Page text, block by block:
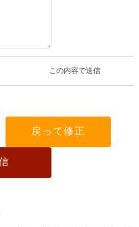
この内容で送信